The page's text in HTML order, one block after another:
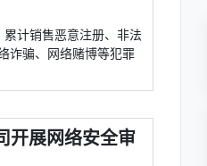
累计销售恶意注册、非法
诈骗、网络赌博等犯罪
开展网络安全审